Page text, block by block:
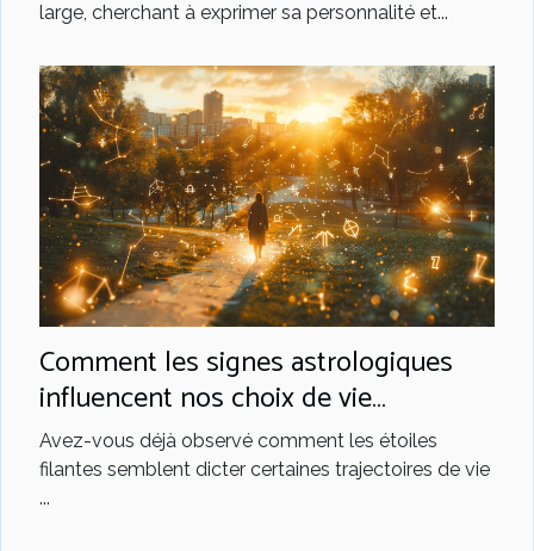
large, cherchant à exprimer sa personnalité et...
Comment les signes astrologiques
influencent nos choix de vie
amoureuse et professionnelle
Avez-vous déjà observé comment les étoiles
filantes semblent dicter certaines trajectoires de vie
...